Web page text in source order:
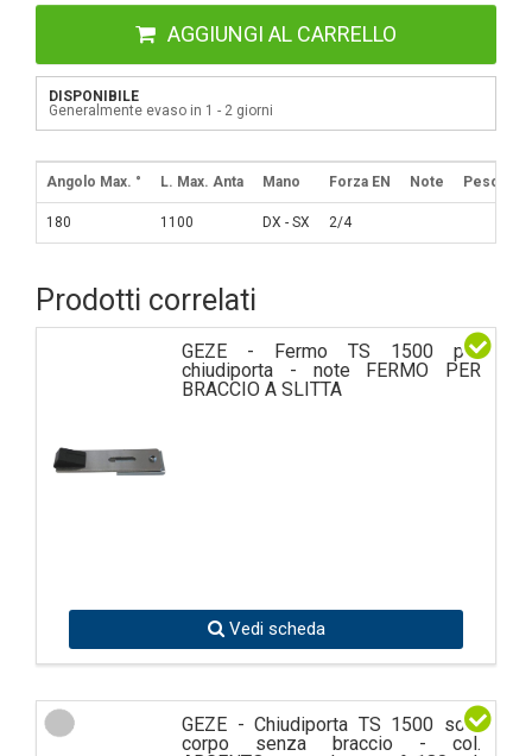
AGGIUNGI AL CARRELLO
DISPONIBILE
Generalmente evaso in 1 - 2 giorni
Angolo Max. ° L. Max. Anta Mano Forza EN Note Peso
180 1100 DX - SX 2/4
Prodotti correlati
GEZE - Fermo TS 1500 per
chiudiporta - note FERMO PER
BRACCIO A SLITTA
Vedi scheda
GEZE - Chiudiporta TS 1500 solo
corpo senza braccio - col.